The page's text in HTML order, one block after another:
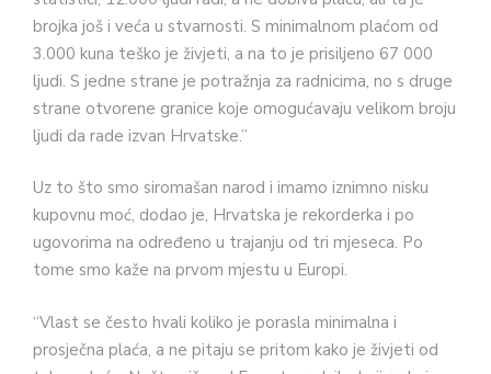
brojka još i veća u stvarnosti. S minimalnom plaćom od
3.000 kuna teško je živjeti, a na to je prisiljeno 67 000
ljudi. S jedne strane je potražnja za radnicima, no s druge
strane otvorene granice koje omogućavaju velikom broju
ljudi da rade izvan Hrvatske.”
Uz to što smo siromašan narod i imamo iznimno nisku
kupovnu moć, dodao je, Hrvatska je rekorderka i po
ugovorima na određeno u trajanju od tri mjeseca. Po
tome smo kaže na prvom mjestu u Europi.
“Vlast se često hvali koliko je porasla minimalna i
prosječna plaća, a ne pitaju se pritom kako je živjeti od